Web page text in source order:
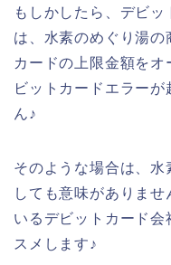
もしかしたら、デビ
は、水素のめぐり湯の
カードの上限金額を
ビットカードエラー
ん♪
そのような場合は、
しても意味がありま
いるデビットカード会
スメします♪